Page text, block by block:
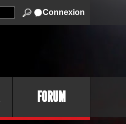
Connexion
FORUM